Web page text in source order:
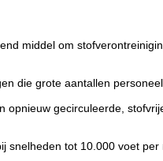
middel om
die grote aantallen
opnieuw gecirculeerde,
snelheden tot 10.000 voet per